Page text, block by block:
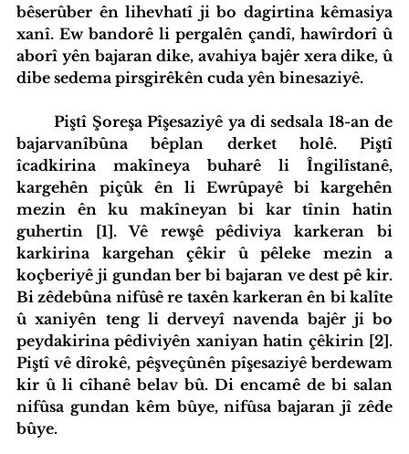
bêserûber ên lihevhatî ji bo dagirtina kêmasiya
xanî. Ew bandorê li pergalên çandî, hawîrdorî û
aborî yên bajaran dike, avahiya bajêr xera dike, û
dibe sedema pirsgirêkên cuda yên binesaziyê.
bajarvanîbûna bêplan derket holê. Piştî
îcadkirina makîneya buharê li Îngilîstanê,
kargehên piçûk ên li Ewrûpayê bi kargehên
mezin ên ku makîneyan bi kar tînin hatin
guhertin [1]. Vê rewşê pêdiviya karkeran bi
karkirina kargehan çêkir û pêleke mezin a
koçberiyê ji gundan ber bi bajaran ve dest pê kir.
Bi zêdebûna nifûsê re taxên karkeran ên bi kalîte
û xaniyên teng li derveyî navenda bajêr ji bo
peydakirina pêdiviyên xaniyan hatin çêkirin [2].
Piştî vê dîrokê, pêşveçûnên pîşesaziyê berdewam
kir û li cîhanê belav bû. Di encamê de bi salan
nifûsa gundan kêm bûye, nifûsa bajaran jî zêde
bûye.